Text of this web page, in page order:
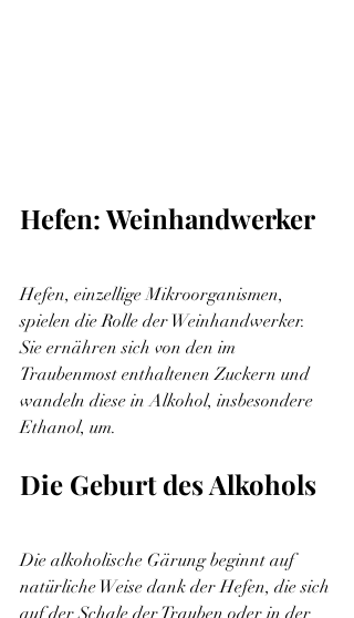
Hefen: Weinhandwerker
Hefen, einzellige Mikroorganismen,
spielen die Rolle der Weinhandwerker.
Sie ernähren sich von den im
Traubenmost enthaltenen Zuckern und
wandeln diese in Alkohol, insbesondere
Ethanol, um.
Die Geburt des Alkohols
Die alkoholische Gärung beginnt auf
natürliche Weise dank der Hefen, die sich
auf der Schale der Trauben oder in der